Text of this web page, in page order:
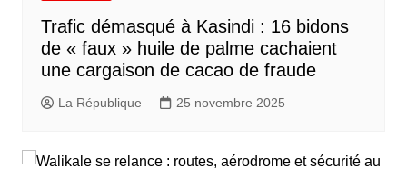
Trafic démasqué à Kasindi : 16 bidons
de « faux » huile de palme cachaient
une cargaison de cacao de fraude
La République 25 novembre 2025